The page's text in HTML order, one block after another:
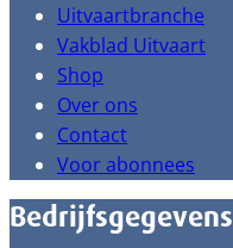
Uitvaartbranche
Vakblad Uitvaart
Shop
Over ons
Contact
Voor abonnees
Bedrijfsgegevens